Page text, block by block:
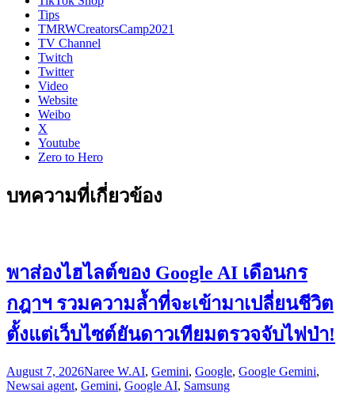
Tips
TMRWCreatorsCamp2021
TV Channel
Twitch
Twitter
Video
Website
Weibo
X
Youtube
Zero to Hero
บทความที่เกี่ยวข้อง
พาส่องไฮไลต์ของ Google AI เดือนกร
กฎาฯ รวมความล้ำที่จะเข้ามาเปลี่ยนชีวิต
ตั้งแต่เว็บไซต์ยันดาวเทียมตรวจจับไฟป่า!
August 7, 2026Naree W.AI, Gemini, Google, Google Gemini,
Newsai agent, Gemini, Google AI, Samsung